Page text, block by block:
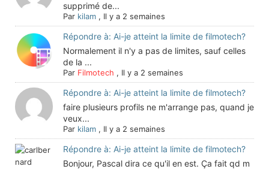
supprimé de...
Par kilam, Il y a 2 semaines
Répondre à: Ai-je atteint la limite de filmotech?
Normalement il n'y a pas de limites, sauf celles
de la ...
Par Filmotech , Il y a 2 semaines
Répondre à: Ai-je atteint la limite de filmotech?
faire plusieurs profils ne m'arrange pas, quand je
veux...
Par kilam, Il y a 2 semaines
Répondre à: Ai-je atteint la limite de filmotech?
Bonjour, Pascal dira ce qu'il en est. Ça fait qd m